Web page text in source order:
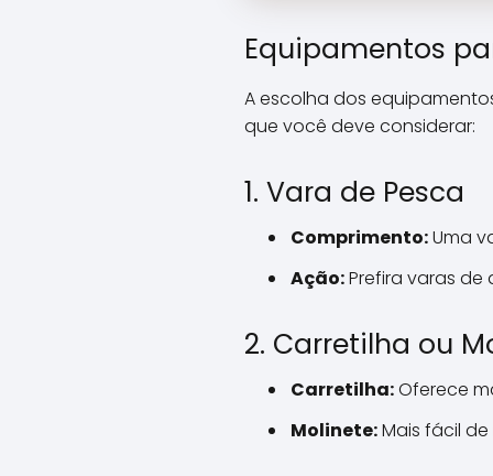
Equipamentos
A escolha dos
que você deve considerar:
1. Vara de Pesca
Comprimento:Uma
Ação:Prefira varas
2. Carretilha ou
Carretilha:Oferece
Molinete:Mais fácil